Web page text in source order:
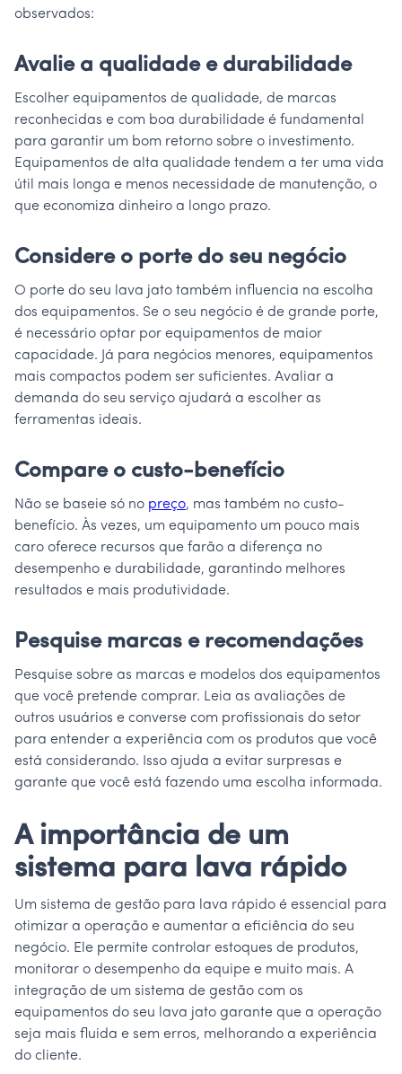
observados:
Avalie a qualidade e durabilidade
Escolher equipamentos de qualidade, de marcas
reconhecidas e com boa durabilidade é fundamental
para garantir um bom retorno sobre o investimento.
Equipamentos de alta qualidade tendem a ter uma vida
útil mais longa e menos necessidade de manutenção, o
que economiza dinheiro a longo prazo.
Considere o porte do seu negócio
O porte do seu lava jato também influencia na escolha
dos equipamentos. Se o seu negócio é de grande porte,
é necessário optar por equipamentos de maior
capacidade. Já para negócios menores, equipamentos
mais compactos podem ser suficientes. Avaliar a
demanda do seu serviço ajudará a escolher as
ferramentas ideais.
Compare o custo-benefício
Não se baseie só no preço, mas também no custo-
benefício. Às vezes, um equipamento um pouco mais
caro oferece recursos que farão a diferença no
desempenho e durabilidade, garantindo melhores
resultados e mais produtividade.
Pesquise marcas e recomendações
Pesquise sobre as marcas e modelos dos equipamentos
que você pretende comprar. Leia as avaliações de
outros usuários e converse com profissionais do setor
para entender a experiência com os produtos que você
está considerando. Isso ajuda a evitar surpresas e
garante que você está fazendo uma escolha informada.
A importância de um
sistema para lava rápido
Um sistema de gestão para lava rápido é essencial para
otimizar a operação e aumentar a eficiência do seu
negócio. Ele permite controlar estoques de produtos,
monitorar o desempenho da equipe e muito mais. A
integração de um sistema de gestão com os
equipamentos do seu lava jato garante que a operação
seja mais fluida e sem erros, melhorando a experiência
do cliente.